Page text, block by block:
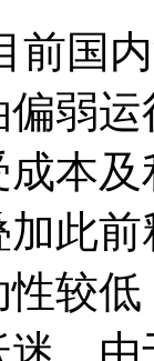
前国
弱
本
此
较
，